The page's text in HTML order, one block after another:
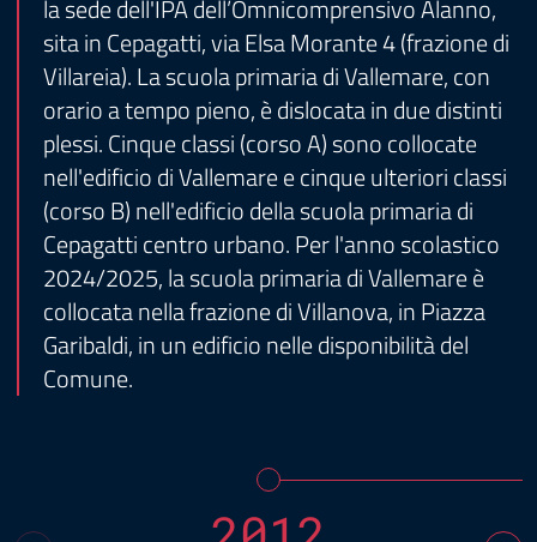
la sede dell'IPA dell’Omnicomprensivo Alanno,
sita in Cepagatti, via Elsa Morante 4 (frazione di
Villareia). La scuola primaria di Vallemare, con
orario a tempo pieno, è dislocata in due distinti
plessi. Cinque classi (corso A) sono collocate
nell'edificio di Vallemare e cinque ulteriori classi
(corso B) nell'edificio della scuola primaria di
Cepagatti centro urbano. Per l'anno scolastico
2024/2025, la scuola primaria di Vallemare è
collocata nella frazione di Villanova, in Piazza
Garibaldi, in un edificio nelle disponibilità del
Comune.